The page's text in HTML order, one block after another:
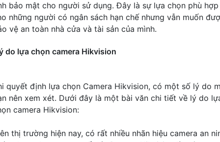
bảo mật cho người sử dụng. Đây là sự lựa chọn phù hợp
những người có ngân sách hạn chế nhưng vẫn muốn
vệ an toàn nhà cửa và tài sản của mình.
do lựa chọn camera Hikvision
quyết định lựa chọn Camera Hikvision, có một số lý do
nên xem xét. Dưới đây là một bài văn chi tiết về lý do
camera Hikvision:
thị trường hiện nay, có rất nhiều nhãn hiệu camera an